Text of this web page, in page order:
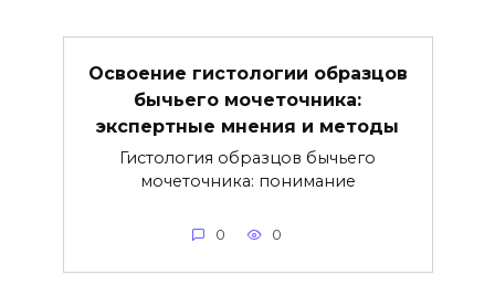
Освоение гистологии образцов
бычьего мочеточника:
экспертные мнения и методы
Гистология образцов бычьего
мочеточника: понимание
0 0